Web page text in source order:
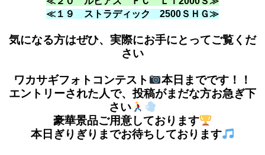
≪１９ ストラディック 2500ＳＨＧ≫
気になる方はぜひ、実際にお手にとってご覧くだ
さい
ワカサギフォトコンテスト
本日までです！！
エントリーされた人で、投稿がまだな方お急ぎ下
さい
豪華景品ご用意しております
本日ぎりぎりまでお待ちしております